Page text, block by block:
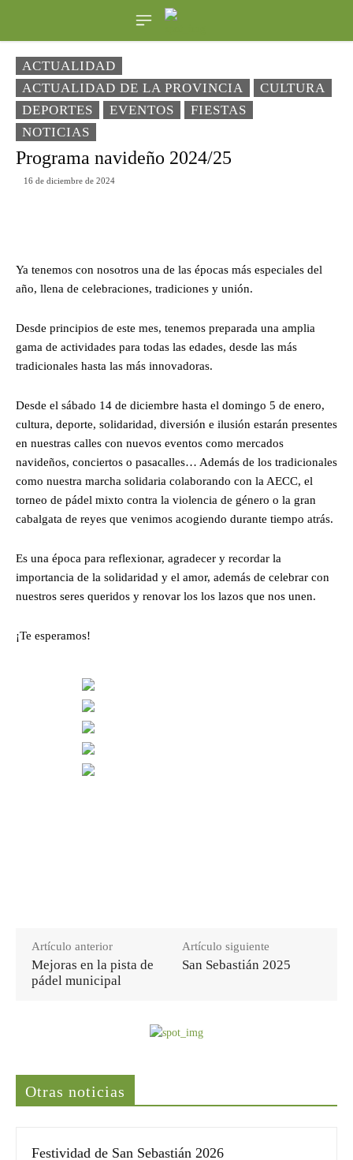
ACTUALIDAD
ACTUALIDAD DE LA PROVINCIA
CULTURA
DEPORTES
EVENTOS
FIESTAS
NOTICIAS
Programa navideño 2024/25
16 de diciembre de 2024
Ya tenemos con nosotros una de las épocas más especiales del
año, llena de celebraciones, tradiciones y unión.
Desde principios de este mes, tenemos preparada una amplia
gama de actividades para todas las edades, desde las más
tradicionales hasta las más innovadoras.
Desde el sábado 14 de diciembre hasta el domingo 5 de enero,
cultura, deporte, solidaridad, diversión e ilusión estarán presentes
en nuestras calles con nuevos eventos como mercados
navideños, conciertos o pasacalles… Además de los tradicionales
como nuestra marcha solidaria colaborando con la AECC, el
torneo de pádel mixto contra la violencia de género o la gran
cabalgata de reyes que venimos acogiendo durante tiempo atrás.
Es una época para reflexionar, agradecer y recordar la
importancia de la solidaridad y el amor, además de celebrar con
nuestros seres queridos y renovar los los lazos que nos unen.
¡Te esperamos!
Artículo anterior
Mejoras en la pista de
pádel municipal
Artículo siguiente
San Sebastián 2025
Otras noticias
Festividad de San Sebastián 2026